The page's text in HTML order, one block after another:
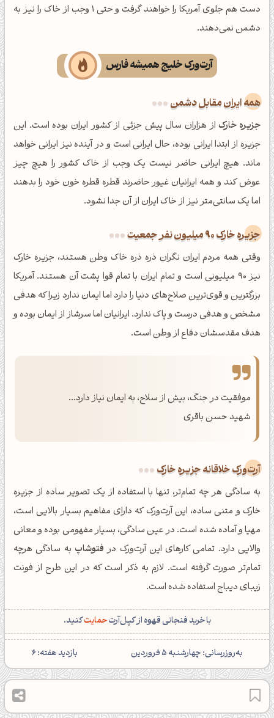
دست هم جلوی آمریکا را خواهند گرفت و حتی 1 وجب از خاک را نیز به
دشمن نمی‌دهند.
آرت‌ورک خلیج همیشه فارس
همه ایران مقابل دشمن
جزیره خارکاز هزاران سال پیش جزئی از کشور ایران بوده است. این
جزیره از ابتدا ایرانی بوده، حال ایرانی است و در آینده نیز ایرانی خواهد
ماند. هیچ ایرانی حاضر نیست یک وجب از خاک کشور را هیچ چیز
عوض کند و همه ایرانیان غیور حاضرند قطره قطره خون خود را بدهند
اما یک سانتی‌متر نیز از خاک ایران از آن جدا نشود.
جزیره خارک 90 میلیون نفر جمعیت
وقتی همه مردم ایران نگران ذره ذره خاک وطن هستند، جزیره خارک
نیز 90 میلیونی است و تمام ایران با تمام قوا پشت آن هستند. آمریکا
بزرگترین و قوی‌ترین صلاح‌های دنیا را دارد اما ایمان ندارد زیرا که هدفی
مشخص و هدفی درست و پاک ندارد. ایرانیان اما سرشاز از ایمان بوده و
هدف مقدسشان دفاع از وطن است.
موفقیت در جنگ، بیش از سلاح، به ایمان نیاز دارد...
شهید حسن باقری
آرت‌ورک خلاقانه جزیره خارک
به سادگی هر چه تمام‌تر، تنها با استفاده از یک تصویر ساده از جزیره
خارک و متنی ساده، این آرت‌ورک که دارای مفاهیم بسیار بالایی است،
مهیا و آماده شده است. در عین سادگی، بسیار مفهومی بوده و معانی
والایی دارد. تمامی کارهای این آرت‌ورک در فتوشاپ به سادگی هرچه
تمام‌تر صورت گرفته است. لازم به ذکر است که در این طرح از فونت
زیبای دیباج استفاده شده است.
با خرید فنجانی قهوه از کپل‌آرتحمایتکنید.
‌به‌روزرسانی: چهارشنبه 5 فروردین بازدید هفته: 6